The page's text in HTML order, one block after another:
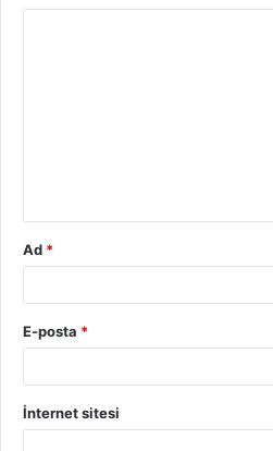
Ad *
E-posta *
İnternet sitesi